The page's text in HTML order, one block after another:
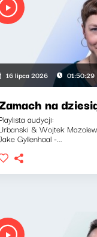
16 lipca 2026 01:50:29
na
audycji:
& Wojtek
Gyllenhaal -...